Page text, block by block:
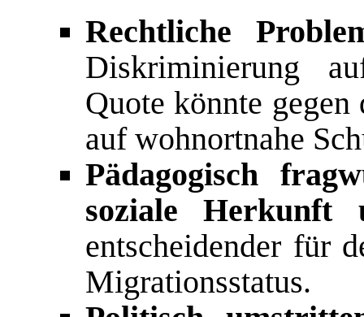
Rechtliche
Diskriminierung
Quote könnte
auf wohnortnahe
Pädagogisch
soziale Herkunft
entscheidender für
Migrationsstatus.